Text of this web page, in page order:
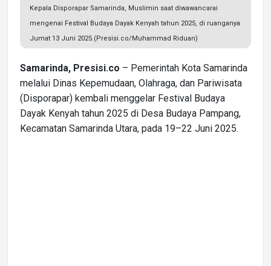
Kepala Disporapar Samarinda, Muslimin saat diwawancarai
mengenai Festival Budaya Dayak Kenyah tahun 2025, di ruanganya
Jumat 13 Juni 2025.(Presisi.co/Muhammad Riduan)
Samarinda, Presisi.co – Pemerintah Kota Samarinda
melalui Dinas Kepemudaan, Olahraga, dan Pariwisata
(Disporapar) kembali menggelar Festival Budaya
Dayak Kenyah tahun 2025 di Desa Budaya Pampang,
Kecamatan Samarinda Utara, pada 19–22 Juni 2025.